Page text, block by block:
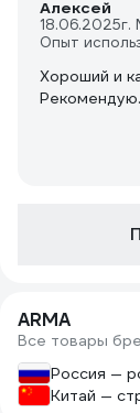
Алексей
18.06.2025г.
Опыт
Хороший и
Рекомендую.
ARMA
Все товары
Россия —
Китай —